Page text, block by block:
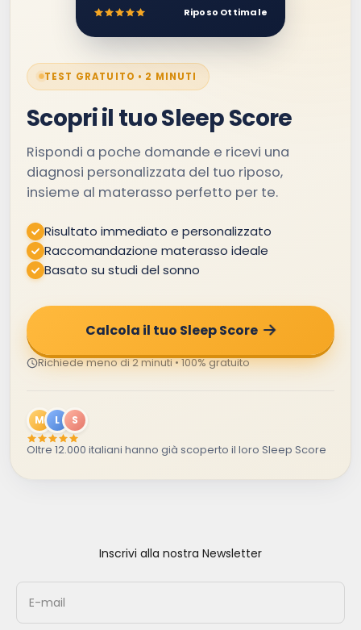
TEST GRATUITO • 2 MINUTI
Scopri il tuo Sleep Score
Rispondi a poche domande e ricevi una
diagnosi personalizzata del tuo riposo,
insieme al materasso perfetto per te.
Risultato immediato e personalizzato
Raccomandazione materasso ideale
Basato su studi del sonno
Calcola il tuo Sleep Score
Richiede meno di 2 minuti • 100% gratuito
M L S
Oltre 12.000 italiani hanno già scoperto il loro Sleep Score
Riposo Ottimale
Inscrivi alla nostra Newsletter
E-mail